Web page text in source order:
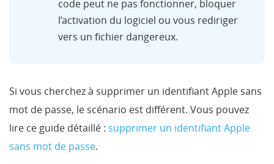
code peut ne pas fonctionner, bloquer
l’activation du logiciel ou vous rediriger
vers un fichier dangereux.
Si vous cherchez à supprimer un identifiant Apple sans
mot de passe, le scénario est différent. Vous pouvez
lire ce guide détaillé : supprimer un identifiant Apple
sans mot de passe.